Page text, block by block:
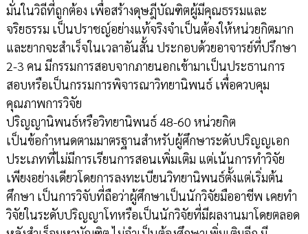
มั่นในวิถีที่ถูกต้อง เพื่อสร้างดุษฎีบัณฑิตผู้มีคุณธรรมและ
จริยธรรม เป็นปราชญ์อย่างแท้จริงจำเป็นต้องให้หน่วยกิตมาก
และยากจะสำเร็จในเวลาอันสั้น ประกอบด้วยอาจารย์ที่ปรึกษา
2-3 คน มีกรรมการสอบจากภายนอกเข้ามาเป็นประธานการ
สอบหรือเป็นกรรมการพิจารณาวิทยานิพนธ์ เพื่อควบคุม
คุณภาพการวิจัย
ปริญญานิพนธ์หรือวิทยานิพนธ์ 48-60 หน่วยกิต
เป็นข้อกำหนดตามมาตรฐานสำหรับผู้ศึกษาระดับปริญญเอก
ประเภทที่ไม่มีการเรียนการสอนเพิ่มเติม แต่เน้นการทำวิจัย
เพียงอย่างเดียวโดยการลงทะเบียนวิทยานิพนธ์ตั้งแต่เริ่มต้น
ศึกษา เป็นการวิจับที่ถือว่าผู้ศึกษาเป็นนักวิจัยมืออาชีพ เคยทำ
วิจัยในระดับปริญญาโทหรือเป็นนักวิจัยที่มีผลงานมาโดยตลอด